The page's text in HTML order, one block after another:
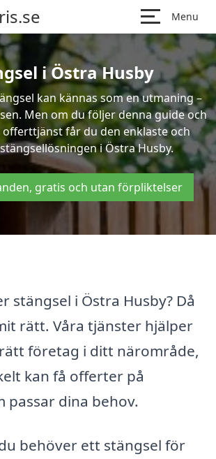
Menu
i Östra Husby
kan kännas som en utmaning –
Men om du följer denna guide och
offerttjänst får du den enklaste och
i Östra Husby.
gratis och utan förpliktelser
stängsel i Östra Husby? Då
rätt. Våra tjänster hjälper
företag i ditt närområde,
kan få offerter på
passar dina behov.
behöver ett stängsel för